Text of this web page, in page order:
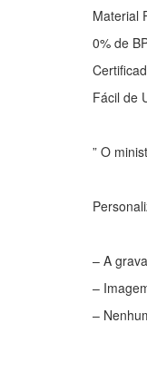
Material
0% de
Fácil de
” O
– A
–
–